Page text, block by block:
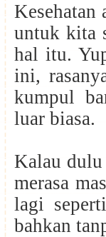
Kesehatan
untuk kita
hal itu.
ini,
kumpul
luar biasa.
Kalau dulu
merasa
lagi
bahkan